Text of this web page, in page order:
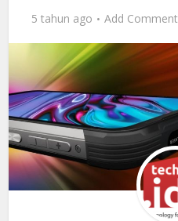
5 tahun ago Add Comment